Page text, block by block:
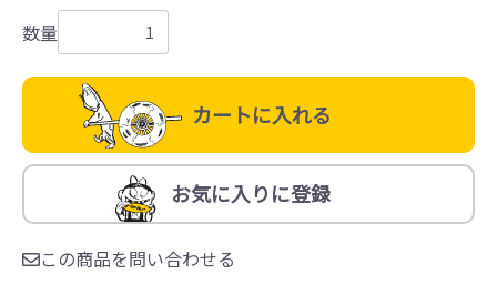
数量
カートに入れる
お気に入りに登録
この商品を問い合わせる